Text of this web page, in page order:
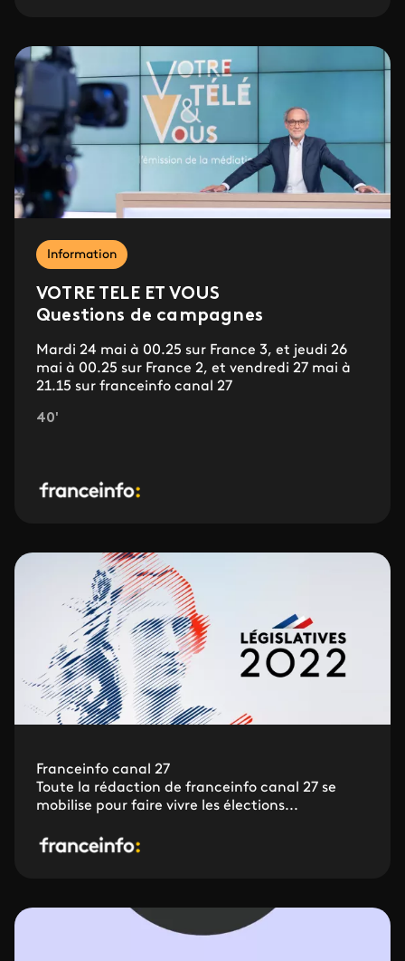
Information
VOTRE TELE ET VOUS
Questions de campagnes
Mardi 24 mai à 00.25 sur France 3, et jeudi 26
mai à 00.25 sur France 2, et vendredi 27 mai à
21.15 sur franceinfo canal 27
40'
Franceinfo canal 27
Toute la rédaction de franceinfo canal 27 se
mobilise pour faire vivre les élections...